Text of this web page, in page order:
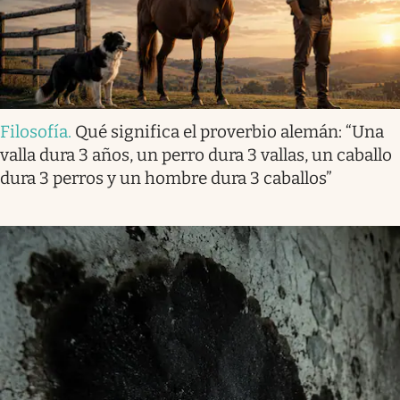
Filosofía. Qué significa el proverbio alemán: “Una
valla dura 3 años, un perro dura 3 vallas, un caballo
dura 3 perros y un hombre dura 3 caballos”